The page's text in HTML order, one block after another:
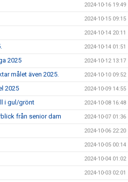
2024-10-16 19:49
2024-10-15 09:15
2024-10-14 20:11
2024-10-14 01:51
2025 2024-10-12 13:17
målet även 2025. 2024-10-10 09:52
2025 2024-10-09 14:55
i gul/grönt 2024-10-08 16:48
från senior dam 2024-10-07 01:36
2024-10-06 22:20
2024-10-05 00:14
2024-10-04 01:02
2024-10-03 02:01